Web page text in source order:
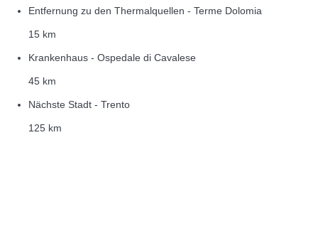
Entfernung zu den Thermalquellen - Terme Dolomia
15 km
Krankenhaus - Ospedale di Cavalese
45 km
Nächste Stadt - Trento
125 km